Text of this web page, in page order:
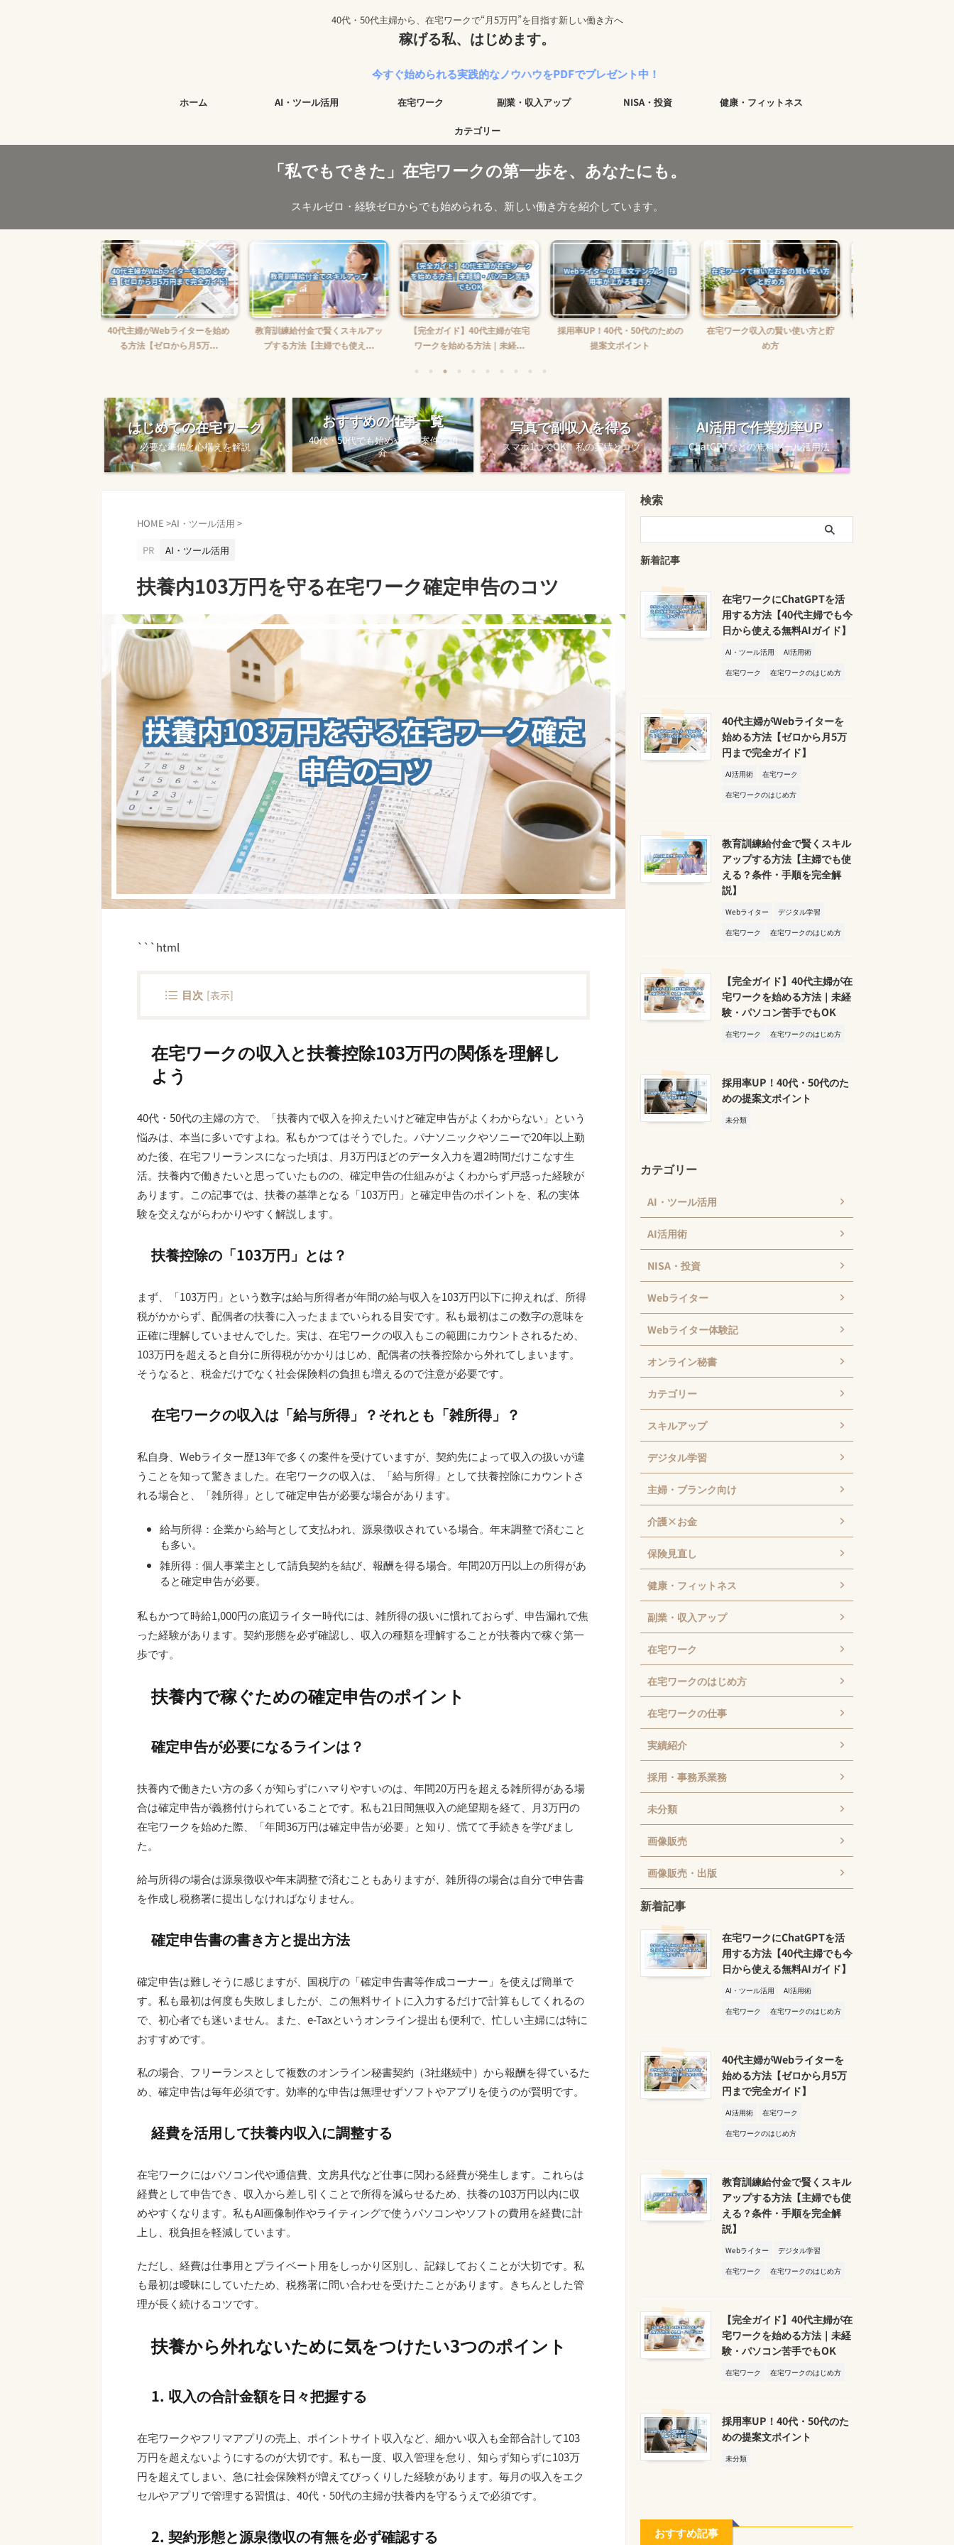
40代・50代主婦から、在宅ワークで“月5万円”を目指す新しい働き方へ
稼げる私、はじめます。
今すぐ始められる実践的なノウハウをPDFでプレゼント中！
ホーム AI・ツール活用 在宅ワーク 副業・収入アップ NISA・投資 健康・フィットネス
カテゴリー
「私でもできた」在宅ワークの第一歩を、あなたにも。
スキルゼロ・経験ゼロからでも始められる、新しい働き方を紹介しています。
教育訓練給付金で賢くスキルアッ
プする方法【主婦でも使え...
【完全ガイド】40代主婦が在宅
ワークを始める方法｜未経...
採用率UP！40代・50代のための
提案文ポイント
在宅ワーク収入の賢い使い方と貯
め方
在宅ワークで報酬未払いに困った
時の対処法
はじめての在宅ワーク
必要な準備と心構えを解説
おすすめの仕事一覧
40代・50代でも始めやすい案件を紹
介
写真で副収入を得る
スマホ1つでOK！私の実績とコツ
AI活用で作業効率UP
ChatGPTなどの無料ツール活用法
HOME >AI・ツール活用 >
PR
AI・ツール活用
扶養内103万円を守る在宅ワーク確定申告のコツ
```html
目次 [表示]
在宅ワークの収入と扶養控除103万円の関係を理解し
よう
40代・50代の主婦の方で、「扶養内で収入を抑えたいけど確定申告がよくわからない」という
悩みは、本当に多いですよね。私もかつてはそうでした。パナソニックやソニーで20年以上勤
めた後、在宅フリーランスになった頃は、月3万円ほどのデータ入力を週2時間だけこなす生
活。扶養内で働きたいと思っていたものの、確定申告の仕組みがよくわからず戸惑った経験が
あります。この記事では、扶養の基準となる「103万円」と確定申告のポイントを、私の実体
験を交えながらわかりやすく解説します。
扶養控除の「103万円」とは？
まず、「103万円」という数字は給与所得者が年間の給与収入を103万円以下に抑えれば、所得
税がかからず、配偶者の扶養に入ったままでいられる目安です。私も最初はこの数字の意味を
正確に理解していませんでした。実は、在宅ワークの収入もこの範囲にカウントされるため、
103万円を超えると自分に所得税がかかりはじめ、配偶者の扶養控除から外れてしまいます。
そうなると、税金だけでなく社会保険料の負担も増えるので注意が必要です。
在宅ワークの収入は「給与所得」？それとも「雑所得」？
私自身、Webライター歴13年で多くの案件を受けていますが、契約先によって収入の扱いが違
うことを知って驚きました。在宅ワークの収入は、「給与所得」として扶養控除にカウントさ
れる場合と、「雑所得」として確定申告が必要な場合があります。
給与所得：企業から給与として支払われ、源泉徴収されている場合。年末調整で済むこと
も多い。
雑所得：個人事業主として請負契約を結び、報酬を得る場合。年間20万円以上の所得があ
ると確定申告が必要。
私もかつて時給1,000円の底辺ライター時代には、雑所得の扱いに慣れておらず、申告漏れで焦
った経験があります。契約形態を必ず確認し、収入の種類を理解することが扶養内で稼ぐ第一
歩です。
扶養内で稼ぐための確定申告のポイント
確定申告が必要になるラインは？
扶養内で働きたい方の多くが知らずにハマりやすいのは、年間20万円を超える雑所得がある場
合は確定申告が義務付けられていることです。私も21日間無収入の絶望期を経て、月3万円の
在宅ワークを始めた際、「年間36万円は確定申告が必要」と知り、慌てて手続きを学びまし
た。
給与所得の場合は源泉徴収や年末調整で済むこともありますが、雑所得の場合は自分で申告書
を作成し税務署に提出しなければなりません。
確定申告書の書き方と提出方法
確定申告は難しそうに感じますが、国税庁の「確定申告書等作成コーナー」を使えば簡単で
す。私も最初は何度も失敗しましたが、この無料サイトに入力するだけで計算もしてくれるの
で、初心者でも迷いません。また、e-Taxというオンライン提出も便利で、忙しい主婦には特に
おすすめです。
私の場合、フリーランスとして複数のオンライン秘書契約（3社継続中）から報酬を得ているた
め、確定申告は毎年必須です。効率的な申告は無理せずソフトやアプリを使うのが賢明です。
経費を活用して扶養内収入に調整する
在宅ワークにはパソコン代や通信費、文房具代など仕事に関わる経費が発生します。これらは
経費として申告でき、収入から差し引くことで所得を減らせるため、扶養の103万円以内に収
めやすくなります。私もAI画像制作やライティングで使うパソコンやソフトの費用を経費に計
上し、税負担を軽減しています。
ただし、経費は仕事用とプライベート用をしっかり区別し、記録しておくことが大切です。私
も最初は曖昧にしていたため、税務署に問い合わせを受けたことがあります。きちんとした管
理が長く続けるコツです。
扶養から外れないために気をつけたい3つのポイント
1. 収入の合計金額を日々把握する
在宅ワークやフリマアプリの売上、ポイントサイト収入など、細かい収入も全部合計して103
万円を超えないようにするのが大切です。私も一度、収入管理を怠り、知らず知らずに103万
円を超えてしまい、急に社会保険料が増えてびっくりした経験があります。毎月の収入をエク
セルやアプリで管理する習慣は、40代・50代の主婦が扶養内を守るうえで必須です。
2. 契約形態と源泉徴収の有無を必ず確認する
検索
新着記事
在宅ワークにChatGPTを活
用する方法【40代主婦でも今
日から使える無料AIガイド】
AI・ツール活用
AI活用術
在宅ワーク
在宅ワークのはじめ方
40代主婦がWebライターを
始める方法【ゼロから月5万
円まで完全ガイド】
AI活用術
在宅ワーク
在宅ワークのはじめ方
教育訓練給付金で賢くスキル
アップする方法【主婦でも使
える？条件・手順を完全解
説】
Webライター
デジタル学習
在宅ワーク
在宅ワークのはじめ方
【完全ガイド】40代主婦が在
宅ワークを始める方法｜未経
験・パソコン苦手でもOK
在宅ワーク 在宅ワークのはじめ方
採用率UP！40代・50代のた
めの提案文ポイント
未分類
カテゴリー
AI・ツール活用
AI活用術
NISA・投資
Webライター
Webライター体験記
オンライン秘書
カテゴリー
スキルアップ
デジタル学習
主婦・ブランク向け
介護×お金
保険見直し
健康・フィットネス
副業・収入アップ
在宅ワーク
在宅ワークのはじめ方
在宅ワークの仕事
実績紹介
採用・事務系業務
未分類
画像販売
画像販売・出版
新着記事
在宅ワークにChatGPTを活
用する方法【40代主婦でも今
日から使える無料AIガイド】
AI・ツール活用
AI活用術
在宅ワーク
在宅ワークのはじめ方
40代主婦がWebライターを
始める方法【ゼロから月5万
円まで完全ガイド】
AI活用術
在宅ワーク
在宅ワークのはじめ方
教育訓練給付金で賢くスキル
アップする方法【主婦でも使
える？条件・手順を完全解
説】
Webライター
デジタル学習
在宅ワーク
在宅ワークのはじめ方
【完全ガイド】40代主婦が在
宅ワークを始める方法｜未経
験・パソコン苦手でもOK
在宅ワーク 在宅ワークのはじめ方
採用率UP！40代・50代のた
めの提案文ポイント
未分類
おすすめ記事